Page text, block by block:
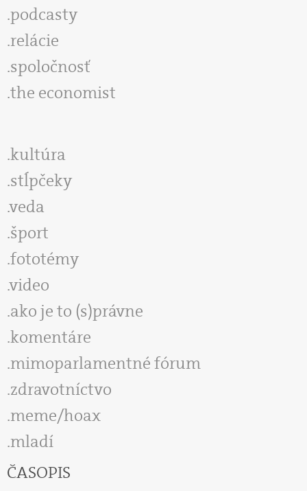
podcasty
relácie
spoločnosť
the economist
kultúra
stĺpčeky
veda
šport
fototémy
video
ako je to (s)právne
komentáre
mimoparlamentné fórum
zdravotníctvo
meme/hoax
mladí
ČASOPIS